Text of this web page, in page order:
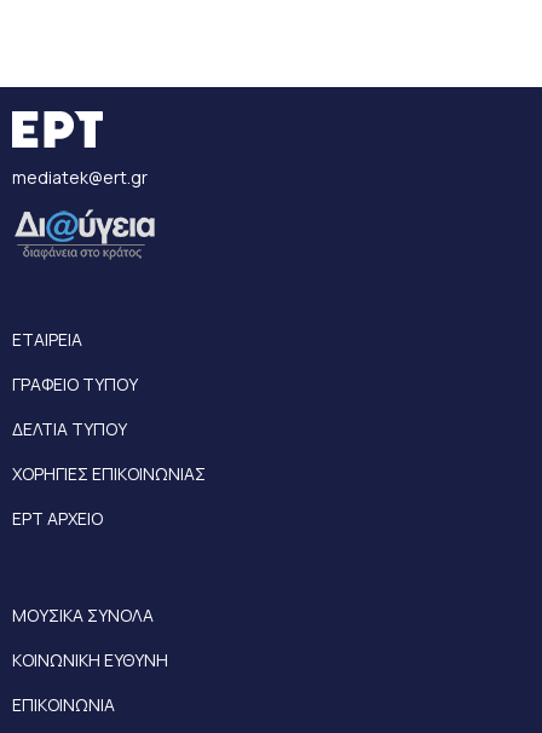
mediatek@ert.gr
ΕΤΑΙΡΕΙΑ
ΓΡΑΦΕΙΟ ΤΥΠΟΥ
ΔΕΛΤΙΑ ΤΥΠΟΥ
ΧΟΡΗΓΙΕΣ ΕΠΙΚΟΙΝΩΝΙΑΣ
ΕΡΤ ΑΡΧΕΙΟ
ΜΟΥΣΙΚΑ ΣΥΝΟΛΑ
ΚΟΙΝΩΝΙΚΗ ΕΥΘΥΝΗ
ΕΠΙΚΟΙΝΩΝΙΑ